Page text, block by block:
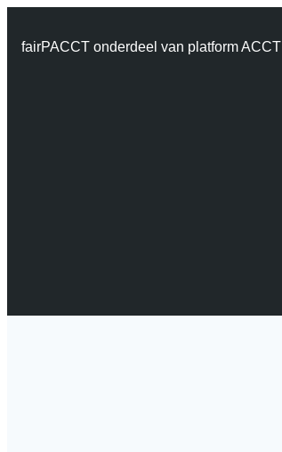
fairPACCT onderdeel van platform ACCT